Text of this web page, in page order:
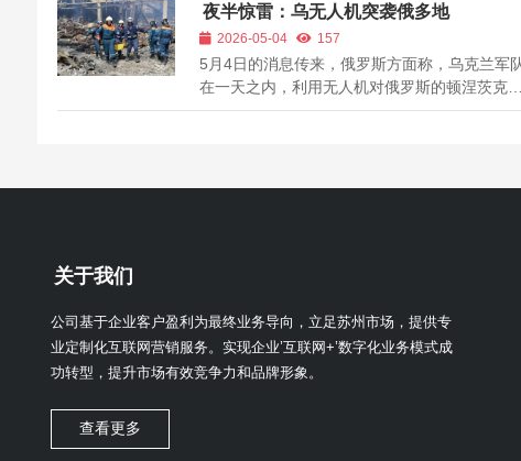
个话题，帮助大家在写一些成交文案的时候提供
一些思路，希望看望下面的文字会对你实际...
夜半惊雷：乌无人机突袭俄多地
2026-05-04 157
5月4日的消息传来，俄罗斯方面称，乌克兰军
在一天之内，利用无人机对俄罗斯的顿涅茨克
州、布良斯克州等地发动了一系列猛烈袭击。
关于我们
公司基于企业客户盈利为最终业务导向，立足苏州市场，提供专
业定制化互联网营销服务。实现企业’互联网+’数字化业务模式成
功转型，提升市场有效竞争力和品牌形象。
查看更多